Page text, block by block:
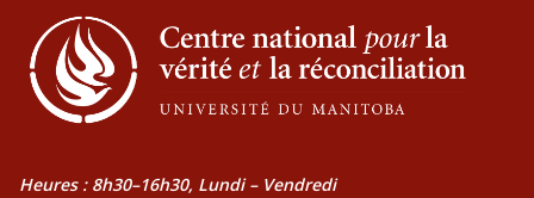
Heures : 8h30–16h30, Lundi – Vendredi